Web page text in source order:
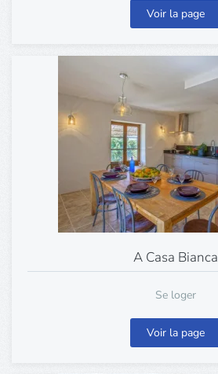
Voir la page
A Casa Bianca
Se loger
Voir la page